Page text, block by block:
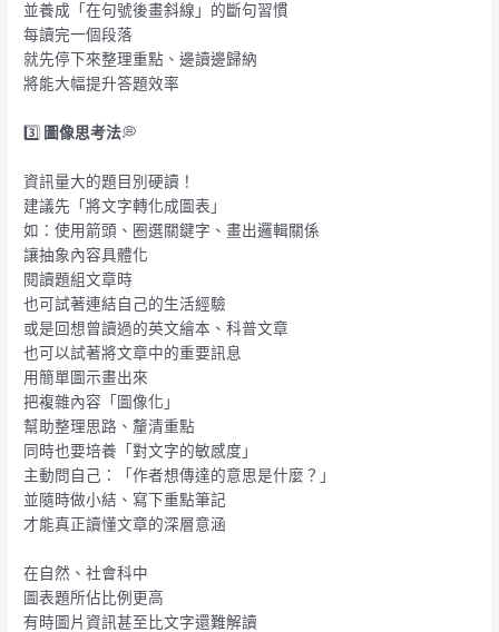
並養成「在句號後畫斜線」的斷句習慣
每讀完一個段落
就先停下來整理重點、邊讀邊歸納
將能大幅提升答題效率
3️⃣ 圖像思考法💭
資訊量大的題目別硬讀！
建議先「將文字轉化成圖表」
如：使用箭頭、圈選關鍵字、畫出邏輯關係
讓抽象內容具體化
閱讀題組文章時
也可試著連結自己的生活經驗
或是回想曾讀過的英文繪本、科普文章
也可以試著將文章中的重要訊息
用簡單圖示畫出來
把複雜內容「圖像化」
幫助整理思路、釐清重點
同時也要培養「對文字的敏感度」
主動問自己：「作者想傳達的意思是什麼？」
並隨時做小結、寫下重點筆記
才能真正讀懂文章的深層意涵
在自然、社會科中
圖表題所佔比例更高
有時圖片資訊甚至比文字還難解讀